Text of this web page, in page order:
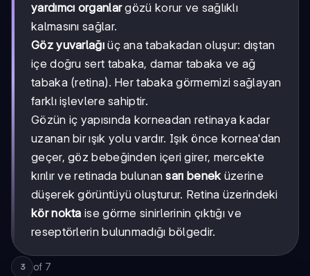
yardımcı organlargözü korur ve sağlıklı
kalmasını sağlar.
Göz yuvarlağıüç ana tabakadan oluşur: dıştan
içe doğru sert tabaka, damar tabaka ve ağ
tabaka (retina). Her tabaka görmemizi sağlayan
farklı işlevlere sahiptir.
Gözün iç yapısında korneadan retinaya kadar
uzanan bir ışık yolu vardır. Işık önce kornea'dan
geçer, göz bebeğinden içeri girer, mercekte
kırılır ve retinada bulunansarı beneküzerine
düşerek görüntüyü oluşturur. Retina üzerindeki
kör nokta ise görme sinirlerinin çıktığı ve
reseptörlerin bulunmadığı bölgedir.
3 of 7